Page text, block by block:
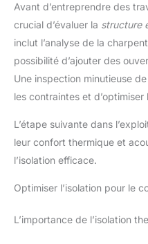
Avant d’entreprendre des
crucial d’évaluer la structure
inclut l’analyse de la
possibilité d’ajouter des
Une inspection minutieuse
les contraintes et d’optimiser
L’étape suivante dans
leur confort thermique et
l’isolation efficace.
Optimiser l’isolation pour le
L’importance de l’isolation